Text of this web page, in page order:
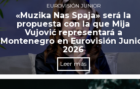
EUROVISIÓN JUNIOR
«Muzika Nas Spaja» será la
propuesta con la que Mija
Vujović representará a
Montenegro en Eurovisión
2026
Leer más